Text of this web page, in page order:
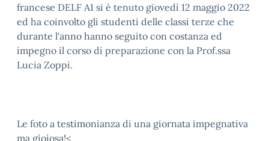
francese DELF A1 si è tenuto giovedì 12 maggio 2022
ed ha coinvolto gli studenti delle classi terze che
durante l'anno hanno seguito con costanza ed
impegno il corso di preparazione con la Prof.ssa
Lucia Zoppi.
Le foto a testimonianza di una giornata impegnativa
ma gioiosa!<